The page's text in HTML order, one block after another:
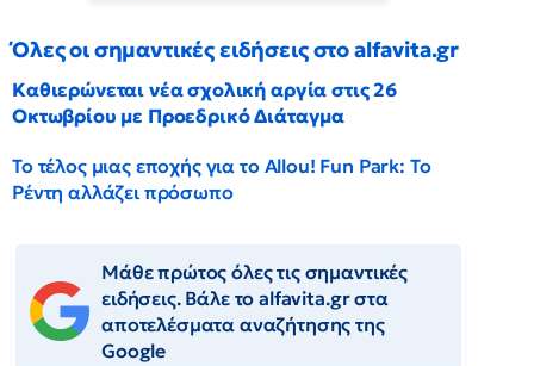
Όλες οι σημαντικές ειδήσεις στο alfavita.gr
Καθιερώνεται νέα σχολική αργία στις 26
Οκτωβρίου με Προεδρικό Διάταγμα
Το τέλος μιας εποχής για το Allou! Fun Park: Το
Ρέντη αλλάζει πρόσωπο
Μάθε πρώτος όλες τις σημαντικές
ειδήσεις. Βάλε το alfavita.gr στα
αποτελέσματα αναζήτησης της
Google